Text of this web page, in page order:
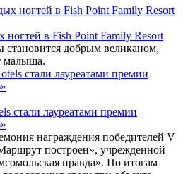
в Fish Point Family Resort
добрым великаном,
малыша.
стали лауреатами премии
награждения победителей V
построен», учрежденной
правда». По итогам